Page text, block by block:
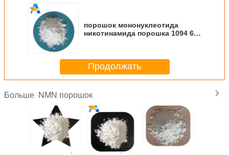
порошок мононуклеотида
никотинамида порошка 1094 61
Продолжать
Больше NMN порошок
Анти- старея